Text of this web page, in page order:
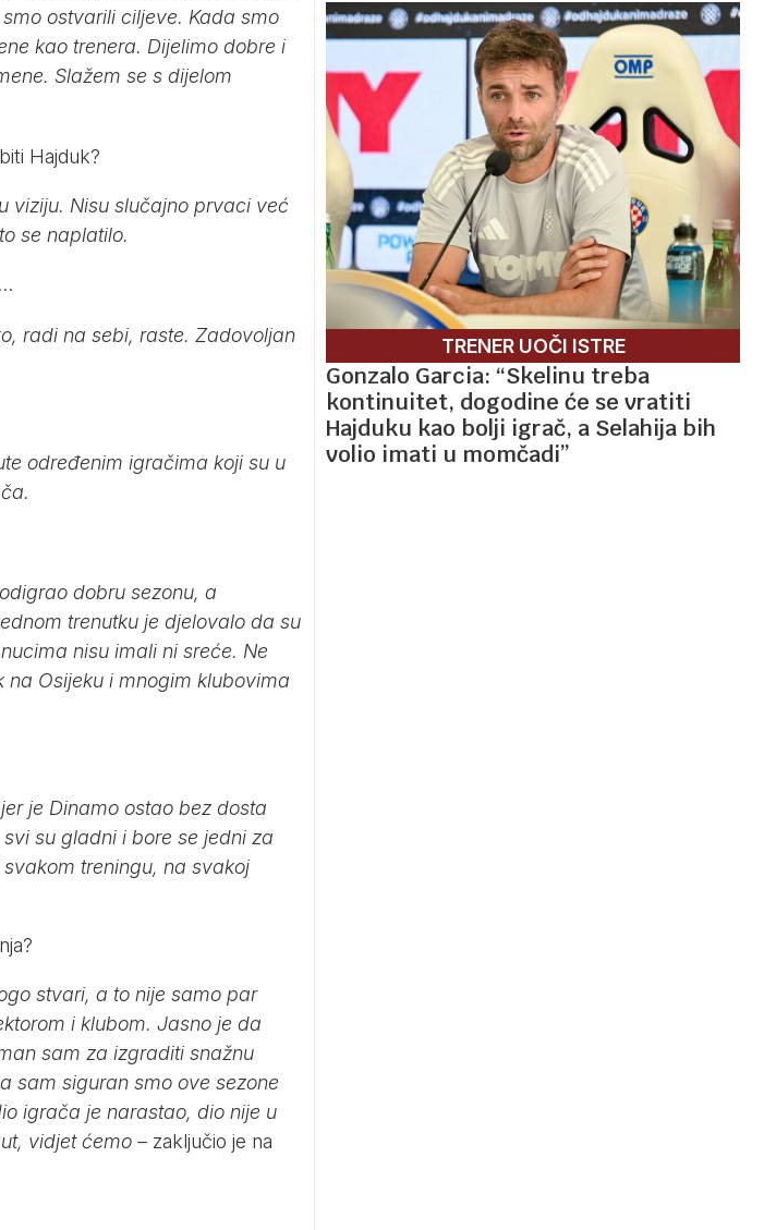
ostvarili ciljeve. Kada smo
kao trenera. Dijelimo dobre i
Slažem se s dijelom
Hajduk?
viziju. Nisu slučajno prvaci već
se naplatilo.
radi na sebi, raste. Zadovoljan
određenim igračima koji su u
dobru sezonu, a
trenutku je djelovalo da su
nisu imali ni sreće. Ne
Osijeku i mnogim klubovima
je Dinamo ostao bez dosta
su gladni i bore se jedni za
treningu, na svakoj
stvari, a to nije samo par
i klubom. Jasno je da
sam za izgraditi snažnu
sam siguran smo ove sezone
igrača je narastao, dio nije u
vidjet ćemo –zaključio je na
TRENER UOČI ISTRE
Gonzalo Garcia: “Skelinu treba
kontinuitet, dogodine će se vratiti
Hajduku kao bolji igrač, a Selahija bih
volio imati u momčadi”